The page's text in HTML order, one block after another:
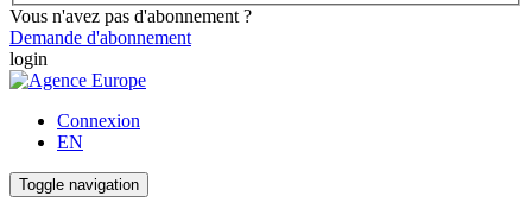
Vous n'avez pas d'abonnement ?
Demande d'abonnement
login
Connexion
EN
Toggle navigation